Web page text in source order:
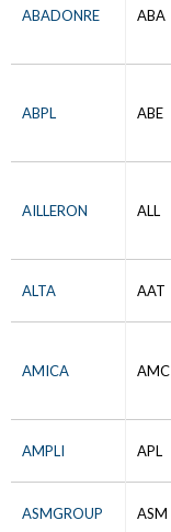
ABADONRE ABA
ABPL ABE
AILLERON ALL
ALTA AAT
AMICA AMC
AMPLI APL
ASMGROUP ASM